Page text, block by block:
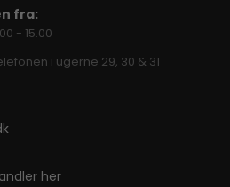
fra:
- 15.00
i ugerne 29, 30 & 31
her